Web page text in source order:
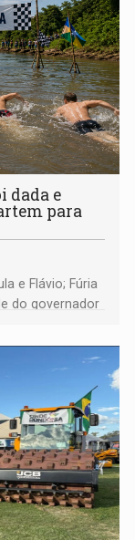
dada e
para
e Flávio; Fúria
do governador
evento em